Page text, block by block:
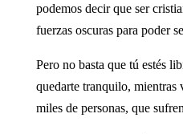
podemos decir que ser
fuerzas oscuras para poder
Pero no basta que tú estés
quedarte tranquilo, mientras
miles de personas, que